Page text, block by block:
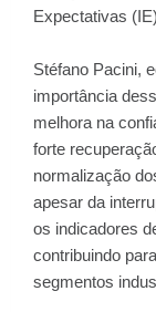
Expectativas
Stéfano Pacini,
importância
melhora na
forte
normalização
apesar da
os indicadores
contribuindo
segmentos